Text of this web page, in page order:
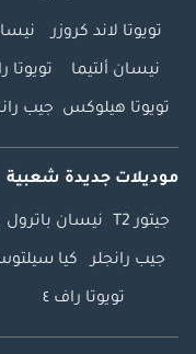
تويوتا لاند كروزر
نيسان ألتيما تويوتا
تويوتا هيلوكس جيب
موديلات جديدة شعبية
جيتور T2 نيسان باترول
جيب رانجلر كيا
تويوتا راف ٤